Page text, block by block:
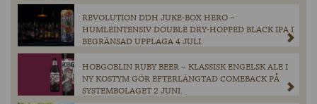
REVOLUTION DDH JUKE-BOX HERO –
HUMLEINTENSIV DOUBLE DRY-HOPPED BLACK IPA I
BEGRÄNSAD UPPLAGA 4 JULI.
HOBGOBLIN RUBY BEER – KLASSISK ENGELSK ALE I
NY KOSTYM GÖR EFTERLÄNGTAD COMEBACK PÅ
SYSTEMBOLAGET 2 JUNI.